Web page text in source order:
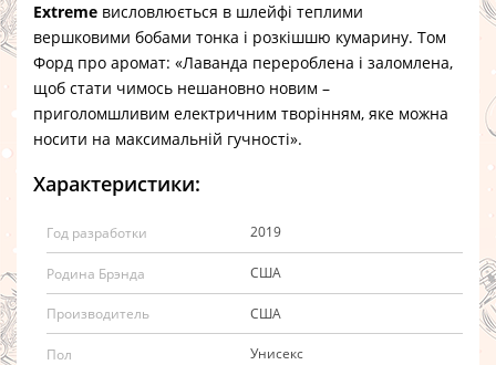
Extreme висловлюється в шлейфі теплими
вершковими бобами тонка і розкішшю кумарину. Том
Форд про аромат: «Лаванда перероблена і заломлена,
щоб стати чимось нешановно новим –
приголомшливим електричним творінням, яке можна
носити на максимальній гучності».
Характеристики:
Год разработки 2019
Родина Брэнда США
Производитель США
Пол Унисекс